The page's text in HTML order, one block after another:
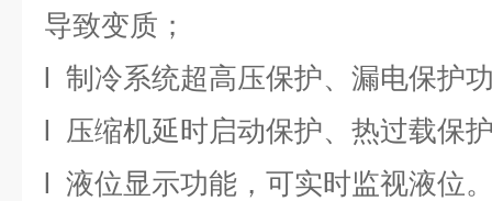
导致变质；
l 制冷系统超高压保护、漏电保护
l 压缩机延时启动保护、热过载保
l 液位显示功能，可实时监视液位